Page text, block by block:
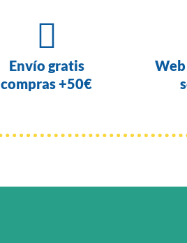

Envío gratis
compras +50€